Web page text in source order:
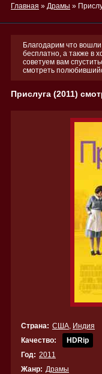
Главная » Драмы »
Благодарим что
бесплатно, а также в
советуем вам
смотреть
Прислуга (2011)
Страна: США, Индия
Качество:
HDRip
Год: 2011
Жанр: Драмы